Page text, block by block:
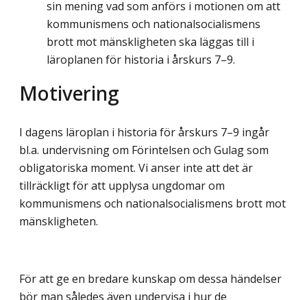
sin mening vad som anförs i motionen om att
kommunismens och nationalsocialismens
brott mot mänskligheten ska läggas till i
läroplanen för historia i årskurs 7–9.
Motivering
I dagens läroplan i historia för årskurs 7–9 ingår
bl.a. undervisning om Förintelsen och Gulag som
obligatoriska moment. Vi anser inte att det är
tillräckligt för att upplysa ungdomar om
kommunismens och nationalsocialismens brott mot
mänskligheten.
För att ge en bredare kunskap om dessa händelser
bör man således även undervisa i hur de